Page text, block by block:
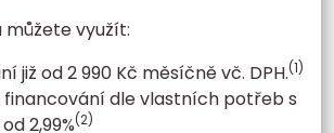
můžete využít:
již od 2 990 Kč měsíčně vč. DPH.(1)
financování dle vlastních potřeb s
2,99%(2)